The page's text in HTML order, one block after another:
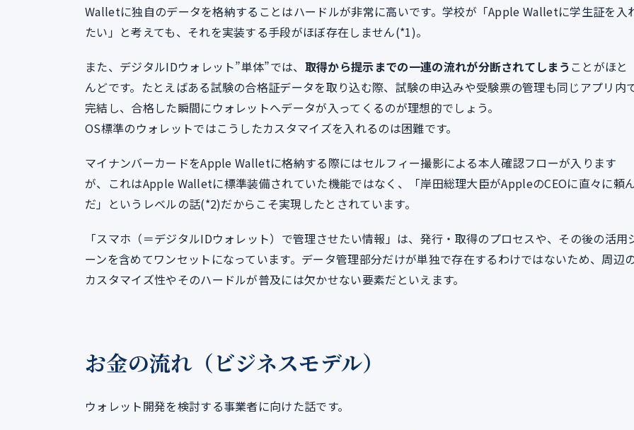
Walletに独自のデータを格納することはハードルが非常に高いです。学校が「Apple Walletに学生証を入
たい」と考えても、それを実装する手段がほぼ存在しません(*1)。
また、デジタルIDウォレット”単体”では、 取得から提示までの一連の流れが分断されてしまう ことがほと
んどです。たとえばある試験の合格証データを取り込む際、試験の申込みや受験票の管理も同じアプリ内
完結し、合格した瞬間にウォレットへデータが入ってくるのが理想的でしょう。
OS標準のウォレットではこうしたカスタマイズを入れるのは困難です。
マイナンバーカードをApple Walletに格納する際にはセルフィー撮影による本人確認フローが入ります
が、これはApple Walletに標準装備されていた機能ではなく、「岸田総理大臣がAppleのCEOに直々に頼
だ」というレベルの話(*2)だからこそ実現したとされています。
「スマホ（＝デジタルIDウォレット）で管理させたい情報」は、発行・取得のプロセスや、その後の活用
ーンを含めてワンセットになっています。データ管理部分だけが単独で存在するわけではないため、周辺
カスタマイズ性やそのハードルが普及には欠かせない要素だといえます。
お金の流れ（ビジネスモデル）
ウォレット開発を検討する事業者に向けた話です。